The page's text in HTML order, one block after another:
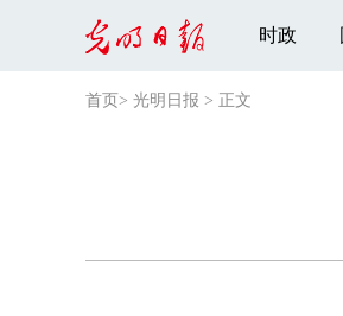
时政
首页 > 光明日报 > 正文